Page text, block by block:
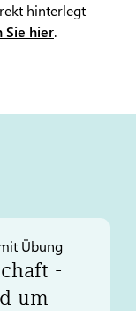
hinterlegt
Sie hier.
Übung
-
um